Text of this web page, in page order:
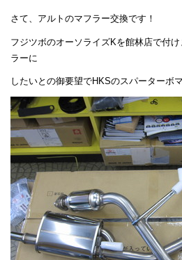
さて、アルトのマフラー交換です！
フジツボのオーソライズKを館林店で付
ラーに
したいとの御要望でHKSのスパーターボ